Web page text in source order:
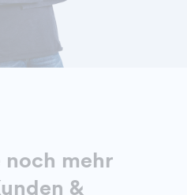
MARTIN
noch mehr
&